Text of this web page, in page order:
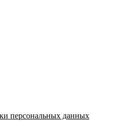
персональных данных